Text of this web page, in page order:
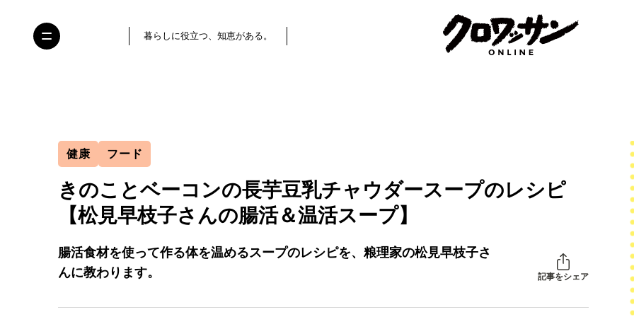
暮らしに役立つ、知恵がある。
健康 フード
きのことベーコンの長芋豆乳チャウダースープのレシピ
【松見早枝子さんの腸活＆温活スープ】
腸活食材を使って作る体を温めるスープのレシピを、粮理家の松見早枝子さ
んに教わります。
記事をシェア